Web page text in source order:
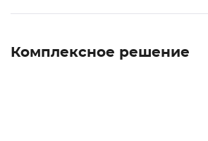
Комплексное решение